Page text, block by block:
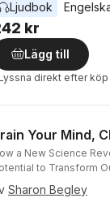
Ljudbok
kr
Lägg till
Lyssna direkt efter köp
Your Mind,
a New Science
to Transform
Sharon Begley